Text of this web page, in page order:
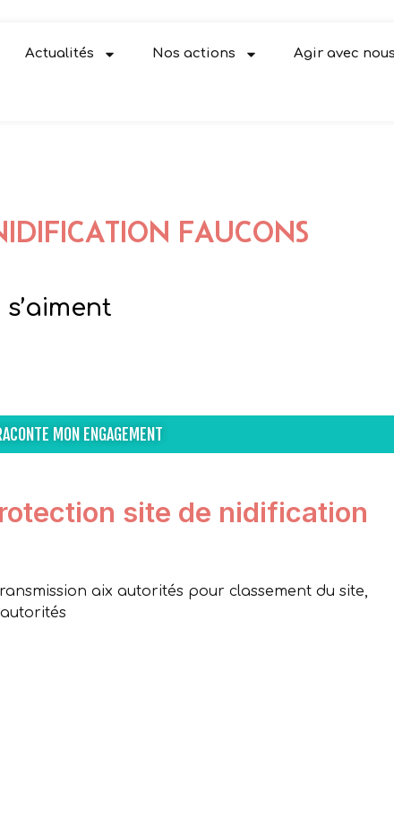
Actualités Nos actions Agir avec nous
FAUCONS
MON ENGAGEMENT
site de nidification
aix autorités pour classement du site,